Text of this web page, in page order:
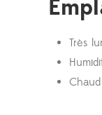
Très